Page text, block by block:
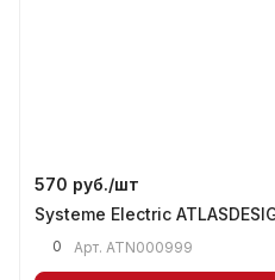
570 руб./шт
Systeme Electric
0 Арт. ATN000999